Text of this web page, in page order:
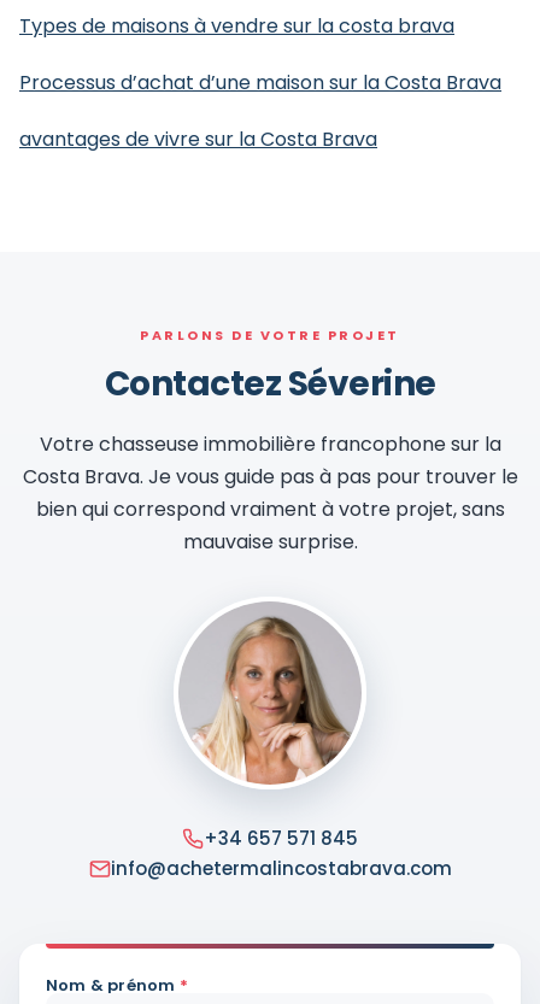
Types de maisons à vendre sur la costa brava
Processus d’achat d’une maison sur la Costa Brava
avantages de vivre sur la Costa Brava
PARLONS DE VOTRE PROJET
Contactez Séverine
Votre chasseuse immobilière francophone sur la
Costa Brava. Je vous guide pas à pas pour trouver le
bien qui correspond vraiment à votre projet, sans
mauvaise surprise.
+34 657 571 845
info@achetermalincostabrava.com
Nom & prénom *